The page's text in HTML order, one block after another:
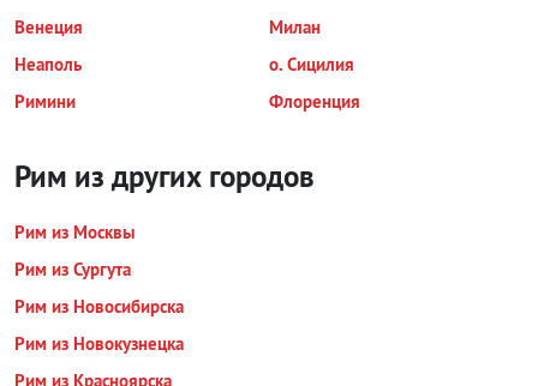
Венеция
Милан
Неаполь
о. Сицилия
Римини
Флоренция
Рим из других городов
Рим из Москвы
Рим из Сургута
Рим из Новосибирска
Рим из Новокузнецка
Рим из Красноярска